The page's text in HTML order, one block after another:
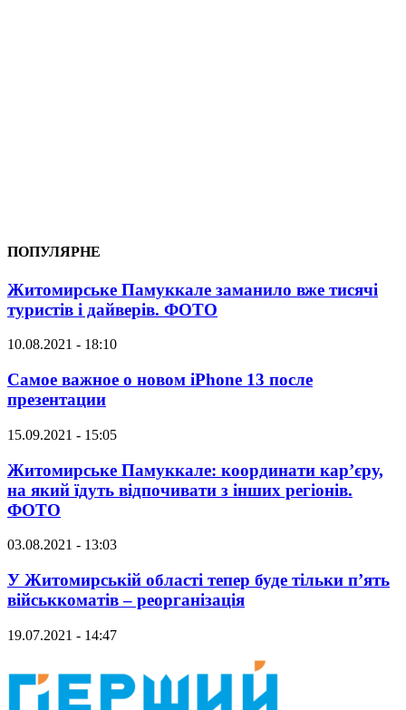
ПОПУЛЯРНЕ
Житомирське Памуккале заманило вже тисячі
туристів і дайверів. ФОТО
10.08.2021 - 18:10
Самое важное о новом iPhone 13 после
презентации
15.09.2021 - 15:05
Житомирське Памуккале: координати кар’єру,
на який їдуть відпочивати з інших регіонів.
ФОТО
03.08.2021 - 13:03
У Житомирській області тепер буде тільки п’ять
військкоматів – реорганізація
19.07.2021 - 14:47